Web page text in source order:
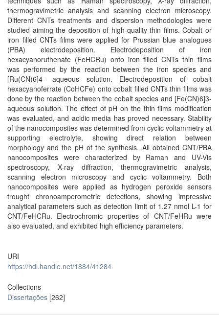
thermogravimetric analysis and scanning electron microscopy.
Different CNTs treatments and dispersion methodologies were
studied aiming the deposition of high-quality thin films. Cobalt or
iron filled CNTs films were applied for Prussian blue analogues
(PBA) electrodeposition. Electrodeposition of iron
hexacyanoruthenate (FeHCRu) onto iron filled CNTs thin films
was performed by the reaction between the iron species and
[Ru(CN)6]4- aqueous solution. Electrodeposition of cobalt
hexacyanoferrate (CoHCFe) onto cobalt filled CNTs thin films was
done by the reaction between the cobalt species and [Fe(CN)6]3-
aqueous solution. The effect of pH on the thin films modification
was evaluated, and acidic media has proved necessary. Stability
of the nanocomposites was determined from cyclic voltammetry at
supporting electrolyte, showing direct relation between
morphology and the pH of the synthesis. All obtained CNT/PBA
nanocomposites were characterized by Raman and UV-Vis
spectroscopy, X-ray diffraction, thermogravimetric analysis,
scanning electron microscopy and cyclic voltammetry. Both
nanocomposites were applied as hydrogen peroxide sensors
trought chronoamperometric detections, showing impressive
analytical parameters such as detection limit of 1.27 nmol L-1 for
CNT/FeHCRu. Electrochromic properties of CNT/FeHRu were
also evaluated, and exhibited high efficiency parameters.
URI
https://hdl.handle.net/1884/41284
Collections
Dissertações [262]